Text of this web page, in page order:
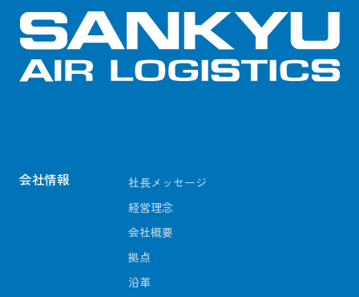
会社情報
社長メッセージ
経営理念
会社概要
拠点
沿革